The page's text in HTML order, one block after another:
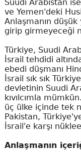
Suudi Arabistan
ve Yemen'deki
Anlaşmanın
girip girmeyeceği
Türkiye, Suudi
İsrail tehdidi
ebedi düşmanı
İsrail sık sık
devletinin Suudi
kıvılcımla
üç ülke içinde tek
Pakistan,
İsrail'e karşı
Anlaşmanın